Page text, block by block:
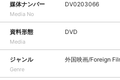
媒体ナンバー
Media No
DV0203066
資料形態
Media
DVD
ジャンル
Genre
外国映画/Foreign